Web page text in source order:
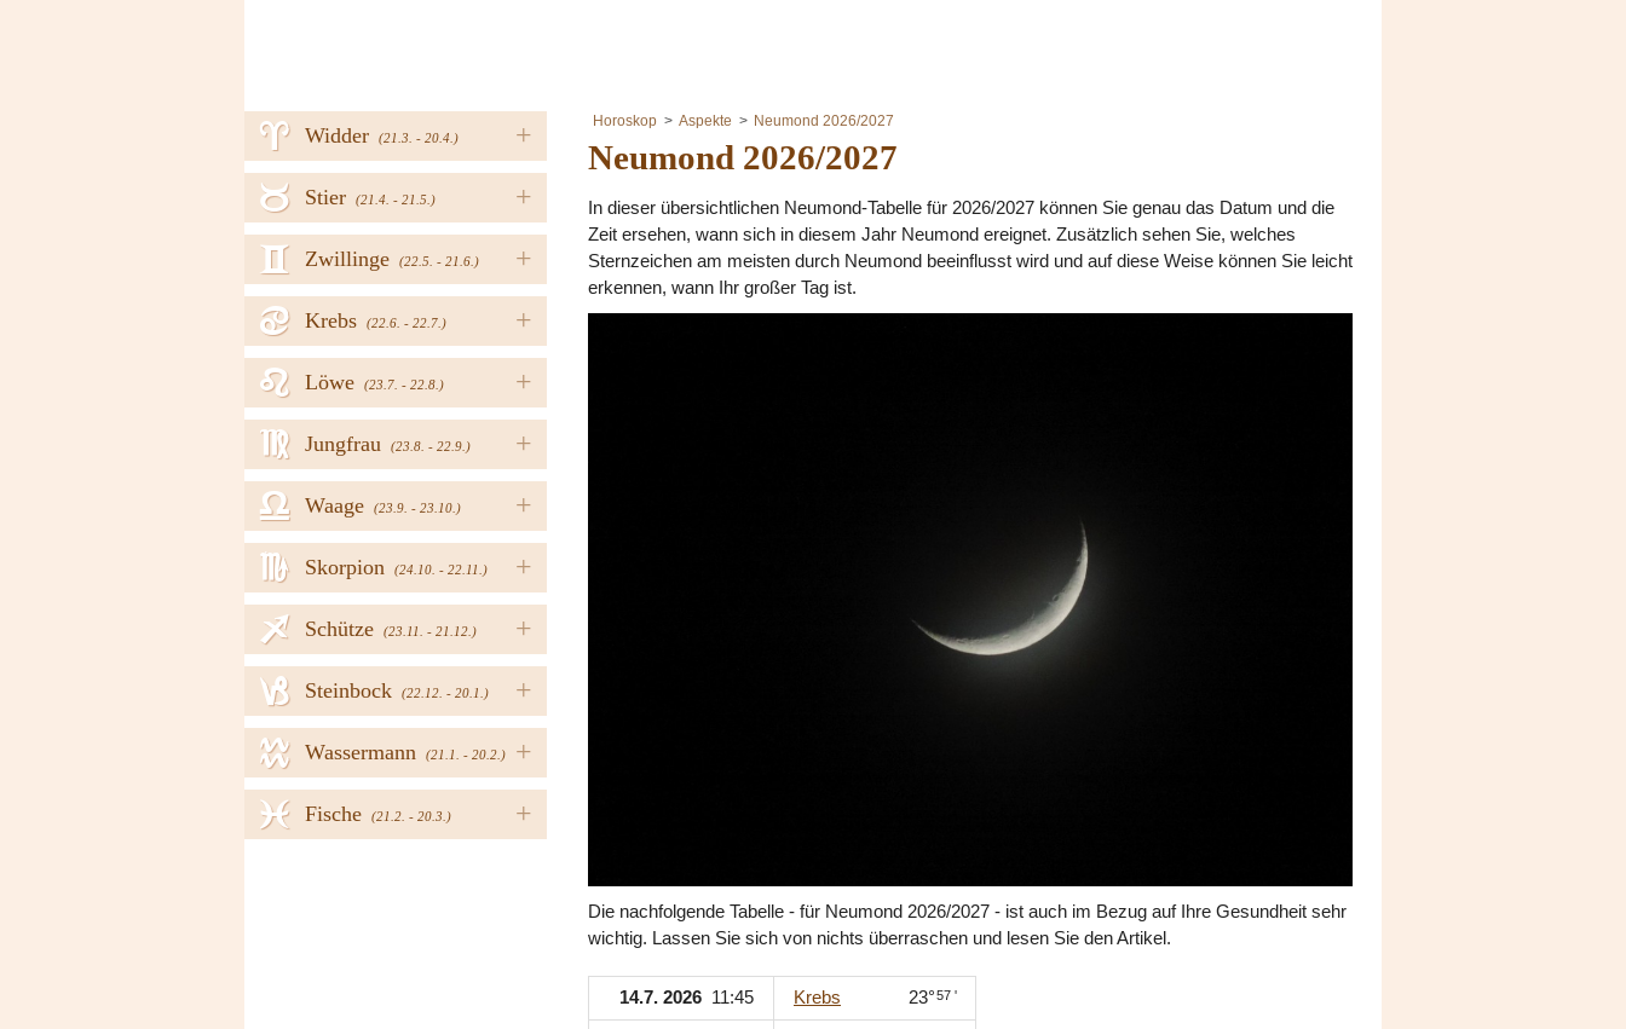
+
Widder (21.3. - 20.4.)
a
+
Stier (21.4. - 21.5.)
b
+
Zwillinge (22.5. - 21.6.)
c
+
Krebs (22.6. - 22.7.)
d
+
Löwe (23.7. - 22.8.)
e
+
Jungfrau (23.8. - 22.9.)
f
+
Waage (23.9. - 23.10.)
g
+
Skorpion (24.10. - 22.11.)
h
+
Schütze (23.11. - 21.12.)
i
+
Steinbock (22.12. - 20.1.)
j
+
Wassermann (21.1. - 20.2.)
k
+
Fische (21.2. - 20.3.)
l
Horoskop Aspekte Neumond 2026/2027
Neumond 2026/2027
In dieser übersichtlichen Neumond-Tabelle für 2026/2027 können Sie genau das Datum und die
Zeit ersehen, wann sich in diesem Jahr Neumond ereignet. Zusätzlich sehen Sie, welches
Sternzeichen am meisten durch Neumond beeinflusst wird und auf diese Weise können Sie leicht
erkennen, wann Ihr großer Tag ist.
Die nachfolgende Tabelle - für Neumond 2026/2027 - ist auch im Bezug auf Ihre Gesundheit sehr
wichtig. Lassen Sie sich von nichts überraschen und lesen Sie den Artikel.
14.7. 2026 11:45 Krebs 23°57 '